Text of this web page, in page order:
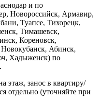
и по
Новороссийск, Армавир,
Туапсе, Тихорецк,
Тимашевск,
Кореновск,
Абинск,
Хадыженск) по
этаж, занос в квартиру/
отдельно (уточняйте при